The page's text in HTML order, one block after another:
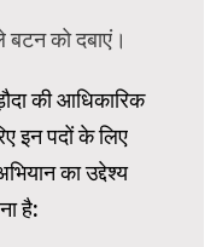
की आधिकारिक
इन पदों के लिए
का उद्देश्य
है: